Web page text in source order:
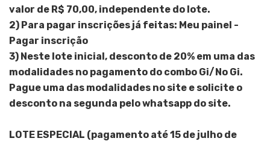
valor de R$ 70,00, independente do lote.
2) Para pagar inscrições já feitas: Meu painel -
Pagar inscrição
3) Neste lote inicial, desconto de 20% em uma das
modalidades no pagamento do combo Gi/No Gi.
Pague uma das modalidades no site e solicite o
desconto na segunda pelo whatsapp do site.
LOTE ESPECIAL (pagamento até 15 de julho de